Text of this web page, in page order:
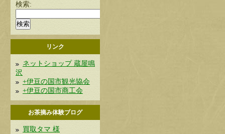
検索:
リンク
ネットショップ 蔵屋鳴
沢
+伊豆の国市観光協会
+伊豆の国市商工会
お茶摘み体験ブログ
買取タマ 様